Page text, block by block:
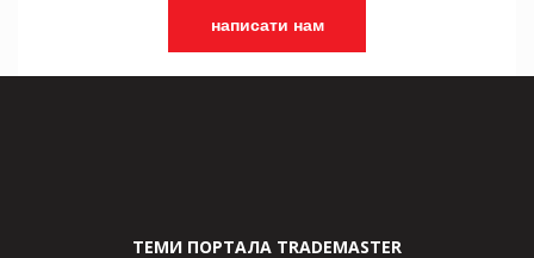
написати нам
ТЕМИ ПОРТАЛА TRADEMASTER